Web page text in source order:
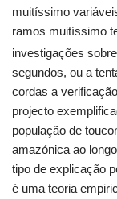
muitíssimo
ramos muitíssimo
investigações
segundos, ou a
cordas a
projecto
população de
amazónica ao
tipo de explicação
é uma teoria